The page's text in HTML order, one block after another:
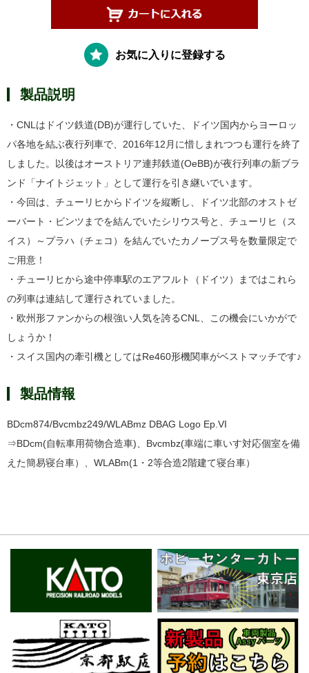
お気に入りに登録する
製品説明
・CNLはドイツ鉄道(DB)が運行していた、ドイツ国内からヨーロッ
パ各地を結ぶ夜行列車で、2016年12月に惜しまれつつも運行を終了
しました。以後はオーストリア連邦鉄道(OeBB)が夜行列車の新ブラ
ンド「ナイトジェット」として運行を引き継いでいます。
・今回は、チューリヒからドイツを縦断し、ドイツ北部のオストゼ
ーバート・ビンツまでを結んでいたシリウス号と、チューリヒ（ス
イス）～プラハ（チェコ）を結んでいたカノープス号を数量限定で
ご用意！
・チューリヒから途中停車駅のエアフルト（ドイツ）まではこれら
の列車は連結して運行されていました。
・欧州形ファンからの根強い人気を誇るCNL、この機会にいかがで
しょうか！
・スイス国内の牽引機としてはRe460形機関車がベストマッチです♪
製品情報
BDcm874/Bvcmbz249/WLABmz DBAG Logo Ep.VI
⇒BDcm(自転車用荷物合造車)、Bvcmbz(車端に車いす対応個室を備
えた簡易寝台車）、WLABm(1・2等合造2階建て寝台車）